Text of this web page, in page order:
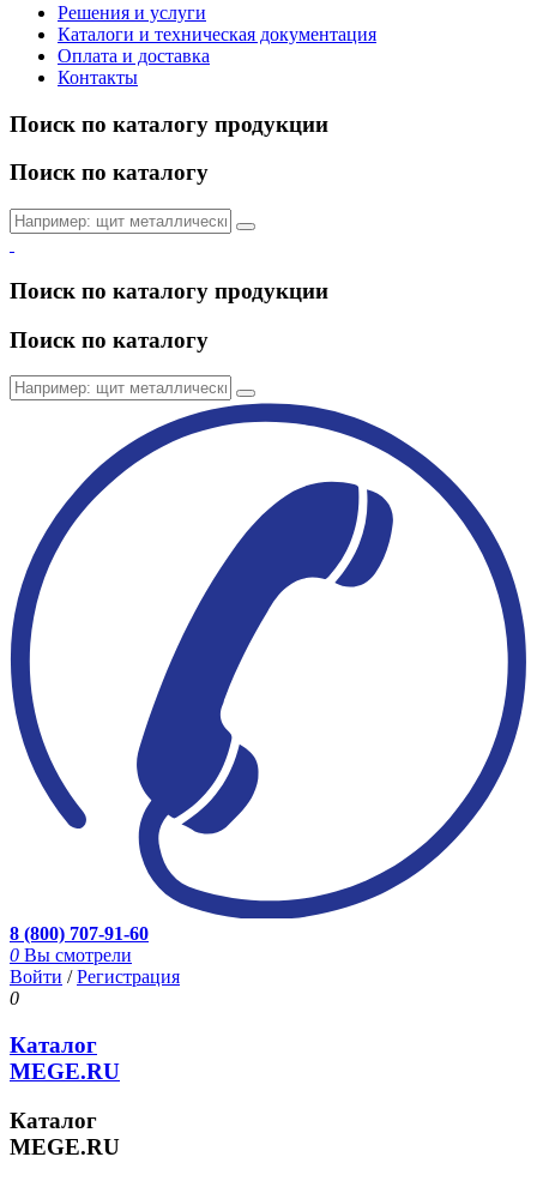
Решения и услуги
Каталоги и техническая документация
Оплата и доставка
Контакты
Поиск по каталогу продукции
Поиск по каталогу
Поиск по каталогу продукции
Поиск по каталогу
8 (800) 707-91-60
0 Вы смотрели
Войти /Регистрация
0
Каталог
MEGE.RU
Каталог
MEGE.RU